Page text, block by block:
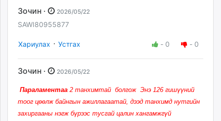
Зочин · 2026/05/22
SAWI80955877
Хариулах · Устгах - 0 - 0
Зочин · 2026/05/22
Параламентаа 2 танхимтай болгож Энэ 126 гишүүний
тоог цөөлж байнгын ажиллагаатай, дээд танхимд нутгийн
захиргааны нэгж бүрээс тусгай цалин хангамжгүй